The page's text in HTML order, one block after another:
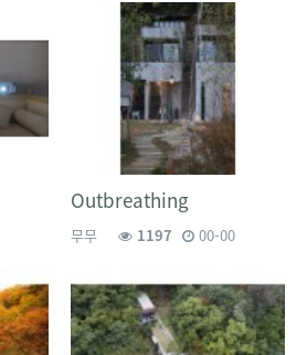
Outbreathing
무무 1197 00-00